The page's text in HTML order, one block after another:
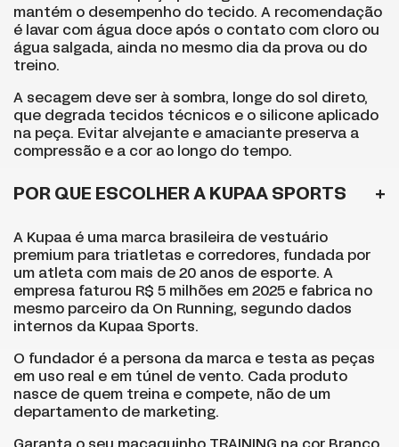
mantém o desempenho do tecido. A recomendação
é lavar com água doce após o contato com cloro ou
água salgada, ainda no mesmo dia da prova ou do
treino.
A secagem deve ser à sombra, longe do sol direto,
que degrada tecidos técnicos e o silicone aplicado
na peça. Evitar alvejante e amaciante preserva a
compressão e a cor ao longo do tempo.
POR QUE ESCOLHER A KUPAA SPORTS
A Kupaa é uma marca brasileira de vestuário
premium para triatletas e corredores, fundada por
um atleta com mais de 20 anos de esporte. A
empresa faturou R$ 5 milhões em 2025 e fabrica no
mesmo parceiro da On Running, segundo dados
internos da Kupaa Sports.
O fundador é a persona da marca e testa as peças
em uso real e em túnel de vento. Cada produto
nasce de quem treina e compete, não de um
departamento de marketing.